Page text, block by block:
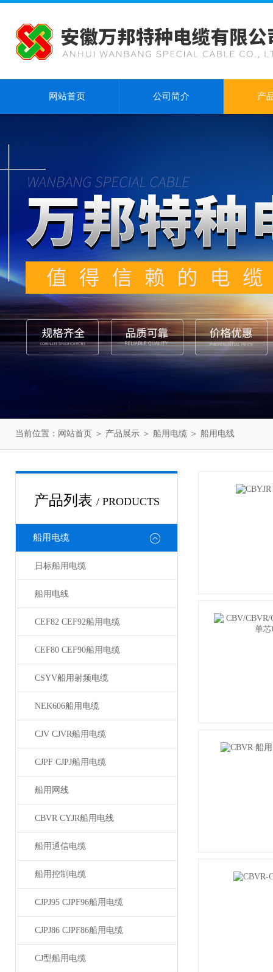
网站首页 公司简介 产
当前位置： 网站首页 ＞ 产品展示 ＞ 船用电缆 ＞ 船用电线
产品列表 / PRODUCTS
船用电缆
日标船用电缆
船用电线
CEF82 CEF92船用电缆
CEF80 CEF90船用电缆
CSYV船用射频电缆
NEK606船用电缆
CJV CJVR船用电缆
CJPF CJPJ船用电缆
船用网线
CBVR CYJR船用电线
船用通信电缆
船用控制电缆
CJPJ95 CJPF96船用电缆
CJPJ86 CJPF86船用电缆
CJ型船用电缆